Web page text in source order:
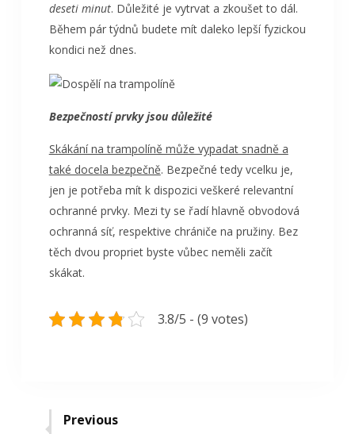
deseti minut. Důležité je vytrvat a zkoušet to dál.
Během pár týdnů budete mít daleko lepší fyzickou
kondici než dnes.
Bezpečností prvky jsou důležité
Skákání na trampolíně může vypadat snadně a
také docela bezpečně. Bezpečné tedy vcelku je,
jen je potřeba mít k dispozici veškeré relevantní
ochranné prvky. Mezi ty se řadí hlavně obvodová
ochranná síť, respektive chrániče na pružiny. Bez
těch dvou propriet byste vůbec neměli začít
skákat.
3.8/5 - (9 votes)
Navigace
Previous